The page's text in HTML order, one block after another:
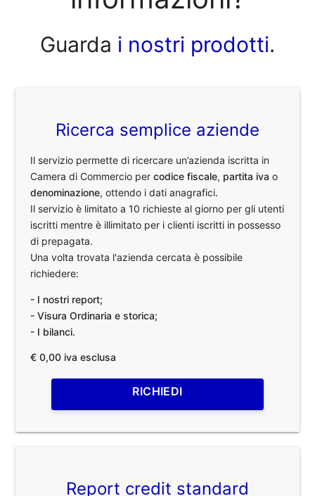
Guarda i nostri prodotti.
Ricerca semplice aziende
Il servizio permette di ricercare un’azienda iscritta in
Camera di Commercio percodice fiscale, partita iva o
denominazione, ottendo i dati anagrafici.
Il servizio è limitato a 10 richieste al giorno per gli utenti
iscritti mentre è illimitato per i clienti iscritti in possesso
di prepagata.
Una volta trovata l'azienda cercata è possibile
richiedere:
- I nostri report;
- Visura Ordinaria e storica;
- I bilanci.
€ 0,00 iva esclusa
RICHIEDI
Report credit standard